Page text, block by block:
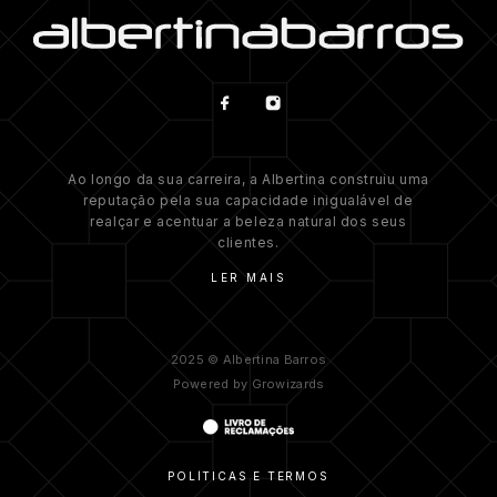
Ao longo da sua carreira, a Albertina construiu uma
reputação pela sua capacidade inigualável de
realçar e acentuar a beleza natural dos seus
clientes.
LER MAIS
2025 © Albertina Barros
Powered by Growizards
POLÍTICAS E TERMOS